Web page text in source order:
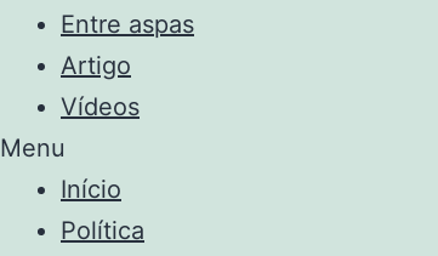
Entre aspas
Artigo
Vídeos
Menu
Início
Política